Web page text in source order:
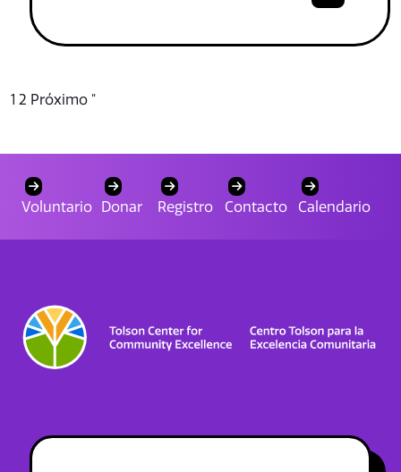
1 2 Próximo "
Voluntario Donar Registro Contacto Calendario